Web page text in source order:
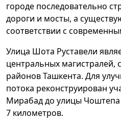
городе последовательно
дороги и мосты, а
соответствии с
Улица Шота Руставели
центральных
районов Ташкента. Для
потока реконструирован
Мирабад до улицы
7 километров.